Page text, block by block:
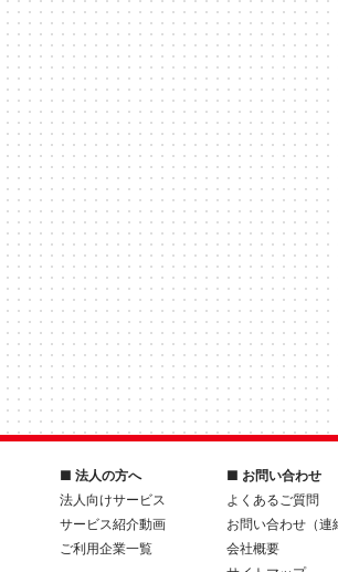
■ 法人の方へ
法人向けサービス
サービス紹介動画
ご利用企業一覧
■ お問い合わせ
よくあるご質問
お問い合わせ（連
会社概要